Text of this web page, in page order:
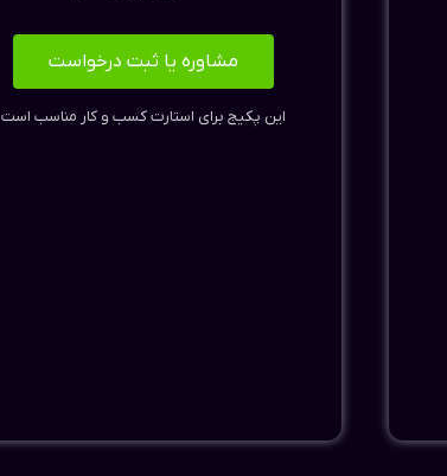
مشاوره یا ثبت درخواست
این پکیج برای استارت کسب و کار مناسب است